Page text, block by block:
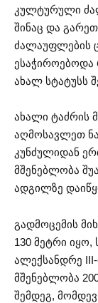
კულტურული
შინაც და
ძალაუფლების
ესაჭიროებოდა
ახალ სტატუსს
ახალი ტაძრის
აღმოსავლეთ
კუნძულიდან
მშენებლობა
ადგილზე
გადმოცემის
130 მეტრი იყო,
ალექსანდრე
მშენებლობა
შემდეგ,